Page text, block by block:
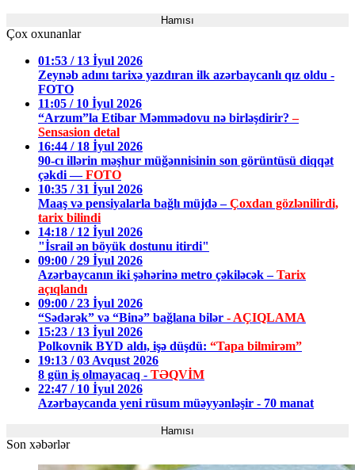
Hamısı
Çox oxunanlar
01:53 / 13 İyul 2026
Zeynəb adını tarixə yazdıran ilk azərbaycanlı qız oldu -
FOTO
11:05 / 10 İyul 2026
“Arzum”la Etibar Məmmədovu nə birləşdirir?–
Sensasion detal
16:44 / 18 İyul 2026
90-cı illərin məşhur müğənnisinin son görüntüsü diqqət
çəkdi —FOTO
10:35 / 31 İyul 2026
Maaş və pensiyalarla bağlı müjdə –Çoxdan gözlənilirdi,
tarix bilindi
14:18 / 12 İyul 2026
"İsrail ən böyük dostunu itirdi"
09:00 / 29 İyul 2026
Azərbaycanın iki şəhərinə metro çəkiləcək –Tarix
açıqlandı
09:00 / 23 İyul 2026
“Sədərək” və “Binə” bağlana bilər - AÇIQLAMA
15:23 / 13 İyul 2026
Polkovnik BYD aldı, işə düşdü: “Tapa bilmirəm”
19:13 / 03 Avqust 2026
8 gün iş olmayacaq - TƏQVİM
22:47 / 10 İyul 2026
Azərbaycanda yeni rüsum müəyyənləşir - 70 manat
Hamısı
Son xəbərlər